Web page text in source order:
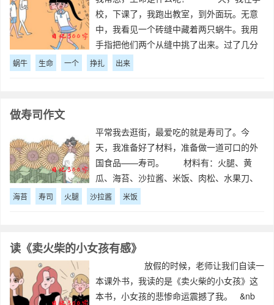
校，下课了，我跑出教室，到外面玩。无意
中，我看见一个砖缝中藏着两只蜗牛。我用
手指把他们两个从缝中挑了出来。过了几分
钟，有只蜗牛把头伸了出来，好像要要咬
我，我被吓住了，把手一松，蜗牛掉在了地
蜗牛 生命 一个 挣扎 出来
做寿司作文
平常我去逛街，最爱吃的就是寿司了。今
天，我准备好了材料，准备做一道可口的外
国食品——寿司。 材料有：火腿、黄
瓜、海苔、沙拉酱、米饭、肉松、水果刀、
寿司帘。先把米饭蒸好，然后用饭勺把米饭
铺在海苔上，并且要铺均匀，这样米饭才不
佛是在
海苔 寿司 火腿 沙拉酱 米饭
读《卖火柴的小女孩有感》
放假的时候，老师让我们自读一
本课外书，我读的是《卖火柴的小女孩》这
本书，小女孩的悲惨命运震撼了我。 &nb